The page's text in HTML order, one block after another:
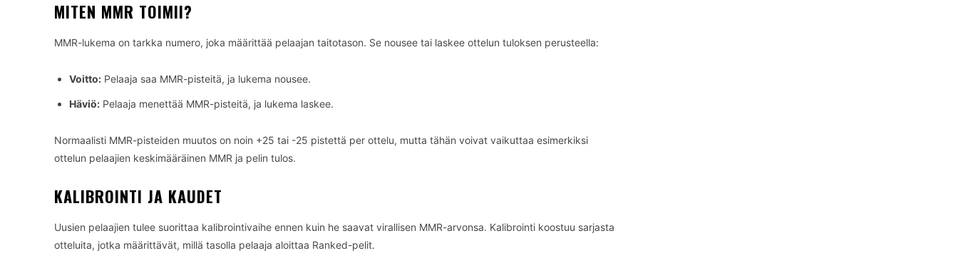
MITEN MMR TOIMII?
MMR-lukema on tarkka numero, joka määrittää pelaajan taitotason. Se nousee tai laskee ottelun tuloksen perusteella:
Voitto: Pelaaja saa MMR-pisteitä, ja lukema nousee.
Häviö: Pelaaja menettää MMR-pisteitä, ja lukema laskee.
Normaalisti MMR-pisteiden muutos on noin +25 tai -25 pistettä per ottelu, mutta tähän voivat vaikuttaa esimerkiksi
ottelun pelaajien keskimääräinen MMR ja pelin tulos.
KALIBROINTI JA KAUDET
Uusien pelaajien tulee suorittaa kalibrointivaihe ennen kuin he saavat virallisen MMR-arvonsa. Kalibrointi koostuu sarjasta
otteluita, jotka määrittävät, millä tasolla pelaaja aloittaa Ranked-pelit.